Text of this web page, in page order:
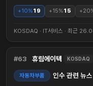
+10%19 +15%15
KOSDAQ · IT서비스 · 최근
63 휴림에이텍 KOSDAQ
자동차부품 인수 관련 뉴스